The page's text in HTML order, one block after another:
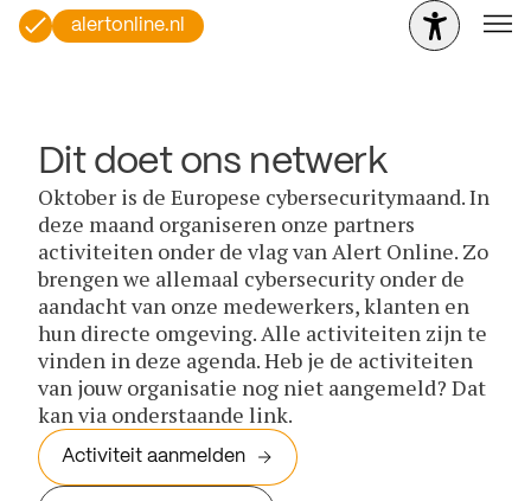
alertonline.nl
Dit doet ons netwerk
Oktober is de Europese cybersecuritymaand. In
deze maand organiseren onze partners
activiteiten onder de vlag van Alert Online. Zo
brengen we allemaal cybersecurity onder de
aandacht van onze medewerkers, klanten en
hun directe omgeving. Alle activiteiten zijn te
vinden in deze agenda. Heb je de activiteiten
van jouw organisatie nog niet aangemeld? Dat
kan via onderstaande link.
Activiteit aanmelden